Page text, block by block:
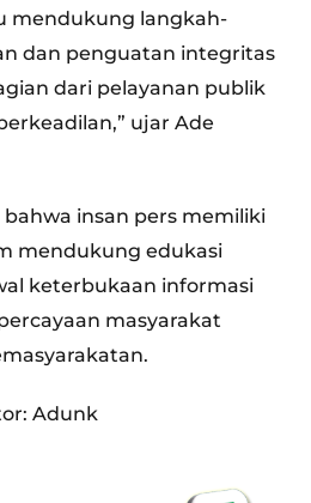
mendukung langkah-
dan penguatan integritas
dari pelayanan publik
ujar Ade
insan pers memiliki
mendukung edukasi
keterbukaan informasi
masyarakat
Adunk